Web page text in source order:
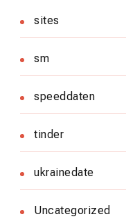
sites
sm
speeddaten
tinder
ukrainedate
Uncategorized